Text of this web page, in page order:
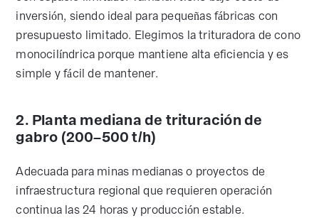
inversión, siendo ideal para pequeñas fábricas con
presupuesto limitado. Elegimos la trituradora de cono
monocilíndrica porque mantiene alta eficiencia y es
simple y fácil de mantener.
2. Planta mediana de trituración de
gabro (200–500 t/h)
Adecuada para minas medianas o proyectos de
infraestructura regional que requieren operación
continua las 24 horas y producción estable.